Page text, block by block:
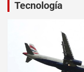
Tecnología